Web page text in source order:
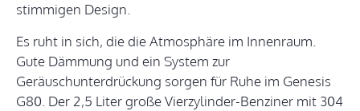
stimmigen Design.
Es ruht in sich, die die Atmosphäre im Innenraum.
Gute Dämmung und ein System zur
Geräuschunterdrückung sorgen für Ruhe im Genesis
G80. Der 2,5 Liter große Vierzylinder-Benziner mit 304